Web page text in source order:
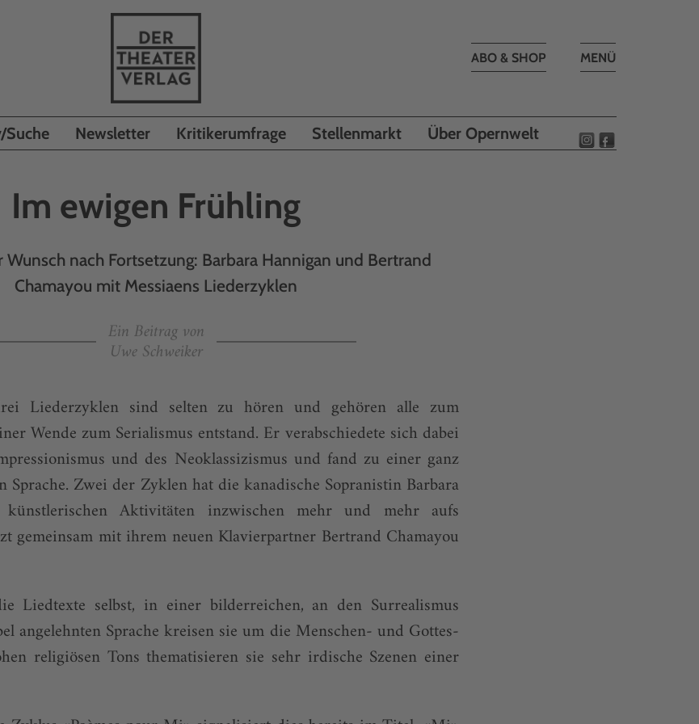
Toggle
MENÜ
ABO & SHOP
Suche Newsletter Kritikerumfrage Stellenmarkt Über Opernwelt
Im ewigen Frühling
nach Fortsetzung: Barbara Hannigan und Bertrand
Chamayou mit Messiaens Liederzyklen
Ein Beitrag von
Uwe Schweiker
Liederzyklen sind selten zu hören und gehören alle zum
Wende zum Serialismus entstand. Er verabschiedete sich dabei
und des Neoklassizismus und fand zu einer ganz
Sprache. Zwei der Zyklen hat die kanadische Sopranistin Barbara
Aktivitäten inzwischen mehr und mehr aufs
gemeinsam mit ihrem neuen Klavierpartner Bertrand Chamayou
Liedtexte selbst, in einer bilderreichen, an den Surrealismus
angelehnten Sprache kreisen sie um die Menschen- und Gottes-
religiösen Tons thematisieren sie sehr irdische Szenen einer